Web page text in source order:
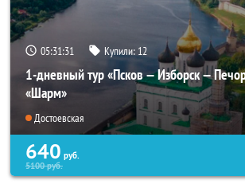
05:31:30 Купили: 12
1-дневный тур «Псков — Изборск —
«Шарм»
Достоевская
640 руб.
5100руб.